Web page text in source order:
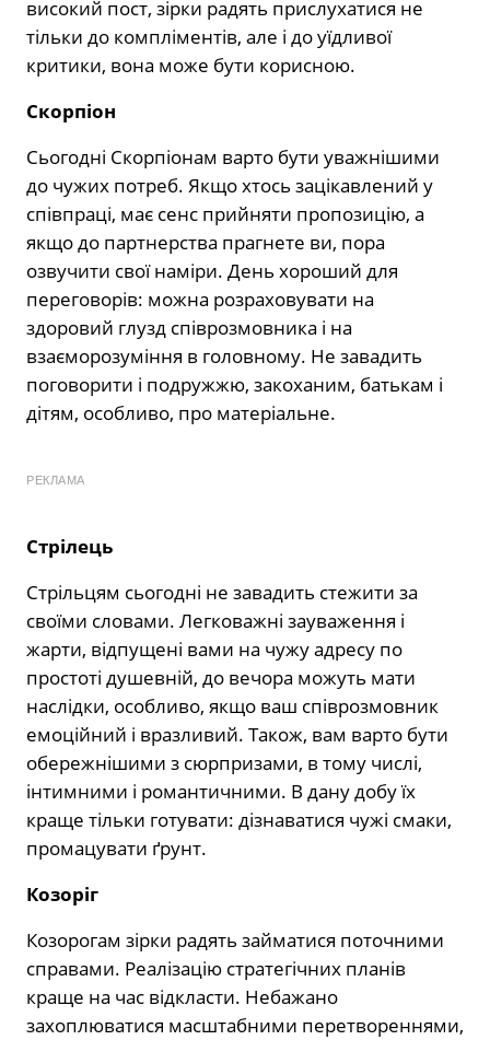
високий пост, зірки радять прислухатися не
тільки до компліментів, але і до уїдливої
критики, вона може бути корисною.
Скорпіон
Сьогодні Скорпіонам варто бути уважнішими
до чужих потреб. Якщо хтось зацікавлений у
співпраці, має сенс прийняти пропозицію, а
якщо до партнерства прагнете ви, пора
озвучити свої наміри. День хороший для
переговорів: можна розраховувати на
здоровий глузд співрозмовника і на
взаєморозуміння в головному. Не завадить
поговорити і подружжю, закоханим, батькам і
дітям, особливо, про матеріальне.
РЕКЛАМА
Стрілець
Стрільцям сьогодні не завадить стежити за
своїми словами. Легковажні зауваження і
жарти, відпущені вами на чужу адресу по
простоті душевній, до вечора можуть мати
наслідки, особливо, якщо ваш співрозмовник
емоційний і вразливий. Також, вам варто бути
обережнішими з сюрпризами, в тому числі,
інтимними і романтичними. В дану добу їх
краще тільки готувати: дізнаватися чужі смаки,
промацувати ґрунт.
Козоріг
Козорогам зірки радять займатися поточними
справами. Реалізацію стратегічних планів
краще на час відкласти. Небажано
захоплюватися масштабними перетвореннями,